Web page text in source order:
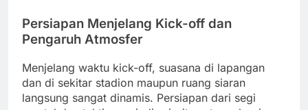
Persiapan Menjelang Kick-off dan
Pengaruh Atmosfer
Menjelang waktu kick-off, suasana di lapangan
dan di sekitar stadion maupun ruang siaran
langsung sangat dinamis. Persiapan dari segi